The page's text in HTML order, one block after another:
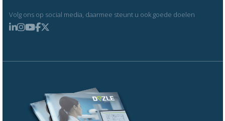
Volg ons op social media, daarmee steunt u ook goede doelen